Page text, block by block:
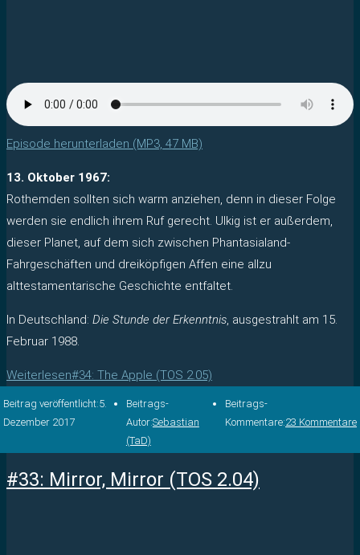
Episode herunterladen (MP3, 47 MB)
13. Oktober 1967:
Rothemden sollten sich warm anziehen, denn in dieser Folge
werden sie endlich ihrem Ruf gerecht. Ulkig ist er außerdem,
dieser Planet, auf dem sich zwischen Phantasialand-
Fahrgeschäften und dreiköpfigen Affen eine allzu
alttestamentarische Geschichte entfaltet.
In Deutschland: Die Stunde der Erkenntnis, ausgestrahlt am 15.
Februar 1988.
Weiterlesen#34: The Apple (TOS 2.05)
Beitrag veröffentlicht:5.
Dezember 2017
Beitrags-
Autor:Sebastian
(TaD)
Beitrags-
Kommentare:23 Kommentare
#33: Mirror, Mirror (TOS 2.04)